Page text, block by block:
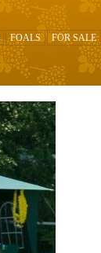
FOALS
FOR SALE